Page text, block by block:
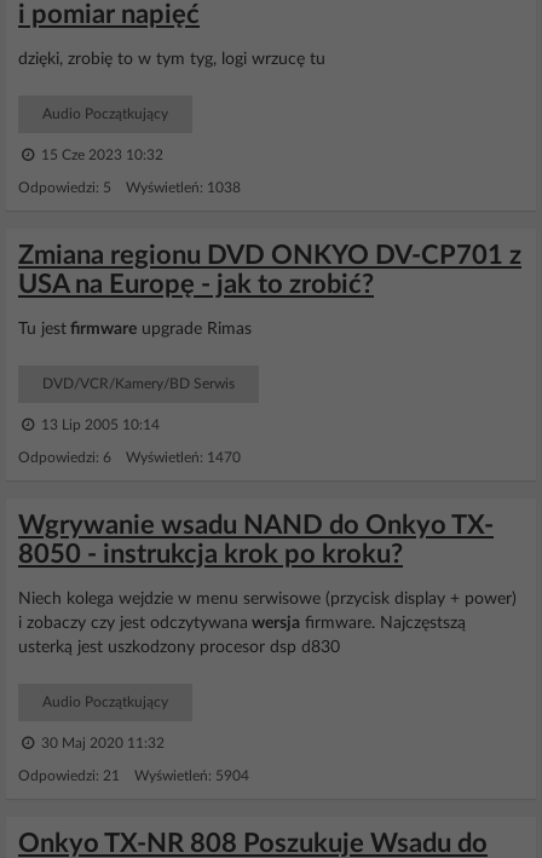
i pomiar napięć
dzięki, zrobię to w tym tyg, logi wrzucę tu
Audio Początkujący
15 Cze 2023 10:32
Odpowiedzi: 5 Wyświetleń: 1038
Zmiana regionu DVD ONKYO DV-CP701 z
USA na Europę - jak to zrobić?
Tu jest firmware upgrade Rimas
DVD/VCR/Kamery/BD Serwis
13 Lip 2005 10:14
Odpowiedzi: 6 Wyświetleń: 1470
Wgrywanie wsadu NAND do Onkyo TX-
8050 - instrukcja krok po kroku?
Niech kolega wejdzie w menu serwisowe (przycisk display + power)
i zobaczy czy jest odczytywana wersja firmware. Najczęstszą
usterką jest uszkodzony procesor dsp d830
Audio Początkujący
30 Maj 2020 11:32
Odpowiedzi: 21 Wyświetleń: 5904
Onkyo TX-NR 808 Poszukuje Wsadu do